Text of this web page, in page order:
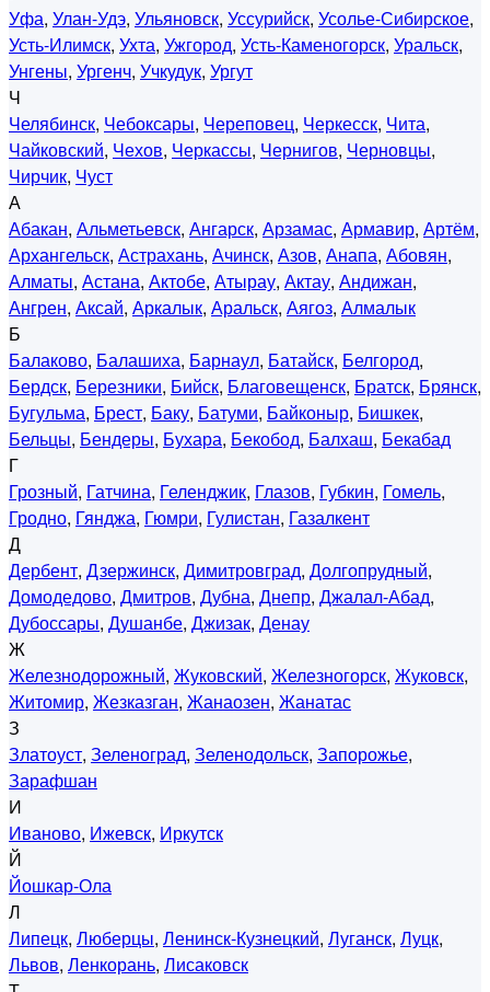
Уфа, Улан-Удэ, Ульяновск, Уссурийск, Усолье-Сибирское,
Усть-Илимск, Ухта, Ужгород, Усть-Каменогорск, Уральск,
Унгены, Ургенч, Учкудук, Ургут
Ч
Челябинск, Чебоксары, Череповец, Черкесск, Чита,
Чайковский, Чехов, Черкассы, Чернигов, Черновцы,
Чирчик, Чуст
А
Абакан, Альметьевск, Ангарск, Арзамас, Армавир, Артём,
Архангельск, Астрахань, Ачинск, Азов, Анапа, Абовян,
Алматы, Астана, Актобе, Атырау, Актау, Андижан,
Ангрен, Аксай, Аркалык, Аральск, Аягоз, Алмалык
Б
Балаково, Балашиха, Барнаул, Батайск, Белгород,
Бердск, Березники, Бийск, Благовещенск, Братск, Брянск,
Бугульма, Брест, Баку, Батуми, Байконыр, Бишкек,
Бельцы, Бендеры, Бухара, Бекобод, Балхаш, Бекабад
Г
Грозный, Гатчина, Геленджик, Глазов, Губкин, Гомель,
Гродно, Гянджа, Гюмри, Гулистан, Газалкент
Д
Дербент, Дзержинск, Димитровград, Долгопрудный,
Домодедово, Дмитров, Дубна, Днепр, Джалал-Абад,
Дубоссары, Душанбе, Джизак, Денау
Ж
Железнодорожный, Жуковский, Железногорск, Жуковск,
Житомир, Жезказган, Жанаозен, Жанатас
З
Златоуст, Зеленоград, Зеленодольск, Запорожье,
Зарафшан
И
Иваново, Ижевск, Иркутск
Й
Йошкар-Ола
Л
Липецк, Люберцы, Ленинск-Кузнецкий, Луганск, Луцк,
Львов, Ленкорань, Лисаковск